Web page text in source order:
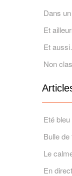
Dans
Et
Et
Non
Eté bleu
Bulle
Le
En